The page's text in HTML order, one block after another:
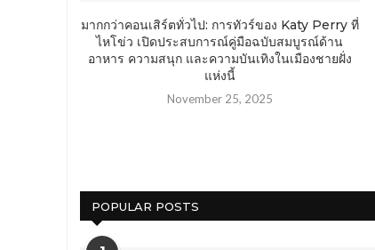
มากกว่าคอนเสิร์ตทั่วไป: การทัวร์ของ Katy Perry ที่
ไหโข่ว เปิดประสบการณ์คู่มือฉบับสมบูรณ์ด้าน
อาหาร ความสนุก และความบันเทิงในเมืองชายฝั่ง
แห่งนี้
November 25, 2025
POPULAR POSTS